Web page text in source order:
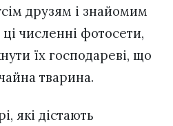
друзям і знайомим
численні фотосети,
їх господареві, що
тварина.
які дістають